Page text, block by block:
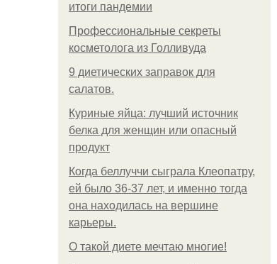
итоги пандемии
Профессиональные секреты
косметолога из Голливуда
9 диетических заправок для
салатов.
Куриные яйца: лучший источник
белка для женщин или опасный
продукт
Когда беллуччи сыграла Клеопатру,
ей было 36-37 лет, и именно тогда
она находилась на вершине
карьеры.
О такой диете мечтаю многие!